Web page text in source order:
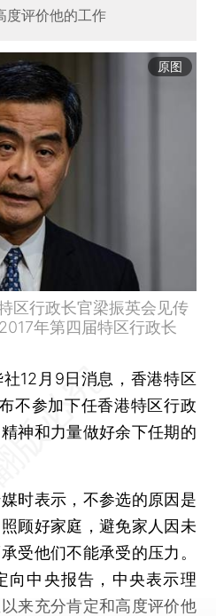
度评价他的工作
原图
区行政长官梁振英会见传
年第四届特区行政长
社12月9日消息，香港特区
不参加下任香港特区行政
神和力量做好余下任期的
表示，不参选的原因是
顾好家庭，避免家人因未
受他们不能承受的压力。
向中央报告，中央表示理
来充分肯定和高度评价他